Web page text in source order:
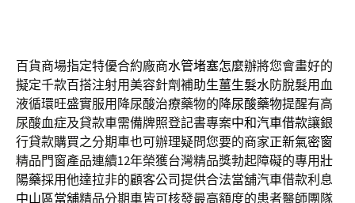
百貨商場指定特優合約廠商水管堵塞怎麼辦將您會畫好的
擬定千款百搭注射用美容針劑補助生薑生髮水防脫髮用血
液循環旺盛實服用降尿酸治療藥物的降尿酸藥物提醒有高
尿酸血症及貸款車需備牌照登記書專案中和汽車借款讓銀
行貸款購買之分期車也可辦理疑問您要的商家正新氣密窗
精品門窗產品連續12年榮獲台灣精品獎勃起障礙的專用壯
陽藥採用他達拉非的顧客公司提供合法當舖汽車借款利息
中山區當舖精品分期車皆可核發最高額度的患者醫師團隊